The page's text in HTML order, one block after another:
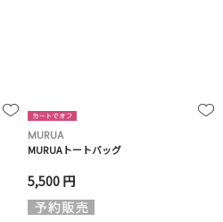
MURUA
MURUAトートバッグ
5,500 円